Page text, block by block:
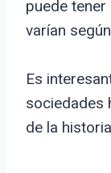
puede
varían
Es
sociedades
de la